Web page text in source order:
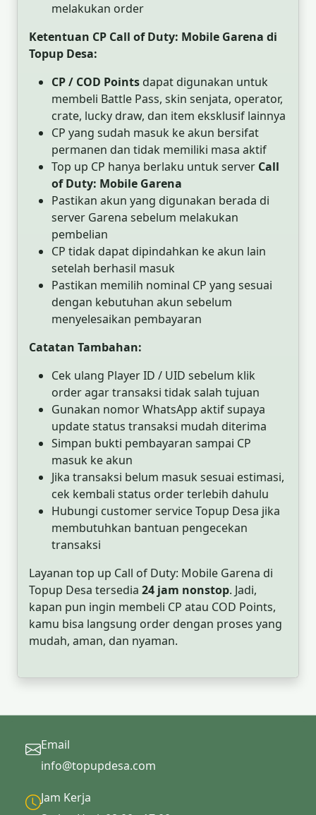
melakukan order
Ketentuan CP Call of Duty: Mobile Garena di
Topup Desa:
CP / COD Points dapat digunakan untuk
membeli Battle Pass, skin senjata, operator,
crate, lucky draw, dan item eksklusif lainnya
CP yang sudah masuk ke akun bersifat
permanen dan tidak memiliki masa aktif
Top up CP hanya berlaku untuk server Call
of Duty: Mobile Garena
Pastikan akun yang digunakan berada di
server Garena sebelum melakukan
pembelian
CP tidak dapat dipindahkan ke akun lain
setelah berhasil masuk
Pastikan memilih nominal CP yang sesuai
dengan kebutuhan akun sebelum
menyelesaikan pembayaran
Catatan Tambahan:
Cek ulang Player ID / UID sebelum klik
order agar transaksi tidak salah tujuan
Gunakan nomor WhatsApp aktif supaya
update status transaksi mudah diterima
Simpan bukti pembayaran sampai CP
masuk ke akun
Jika transaksi belum masuk sesuai estimasi,
cek kembali status order terlebih dahulu
Hubungi customer service Topup Desa jika
membutuhkan bantuan pengecekan
transaksi
Layanan top up Call of Duty: Mobile Garena di
Topup Desa tersedia 24 jam nonstop. Jadi,
kapan pun ingin membeli CP atau COD Points,
kamu bisa langsung order dengan proses yang
mudah, aman, dan nyaman.
Email
info@topupdesa.com
Jam Kerja